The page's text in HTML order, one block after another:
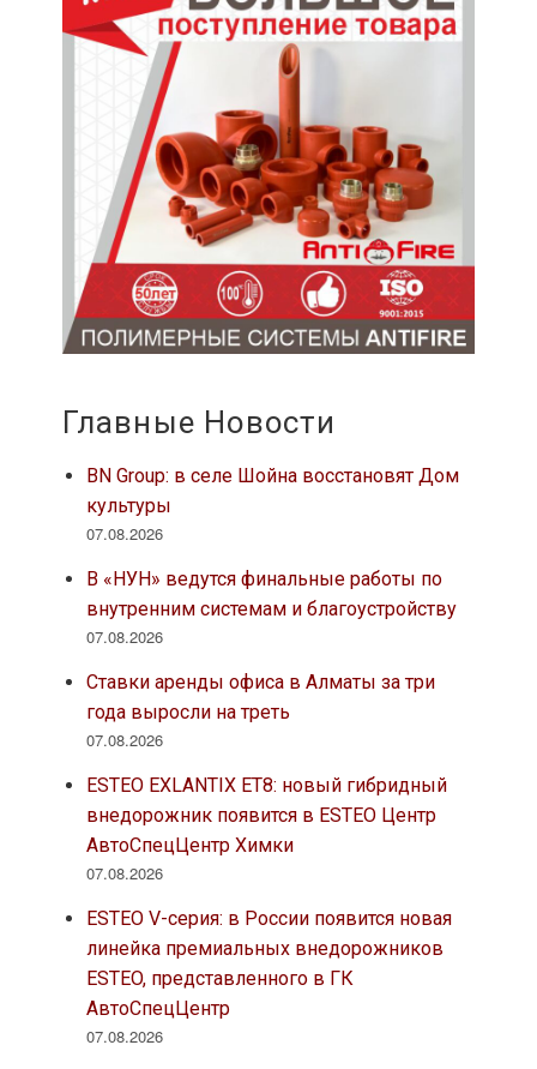
Главные Новости
BN Group: в селе Шойна восстановят Дом
культуры
07.08.2026
В «НУН» ведутся финальные работы по
внутренним системам и благоустройству
07.08.2026
Ставки аренды офиса в Алматы за три
года выросли на треть
07.08.2026
ESTEO EXLANTIX ET8: новый гибридный
внедорожник появится в ESTEO Центр
АвтоСпецЦентр Химки
07.08.2026
ESTEO V-серия: в России появится новая
линейка премиальных внедорожников
ESTEO, представленного в ГК
АвтоСпецЦентр
07.08.2026